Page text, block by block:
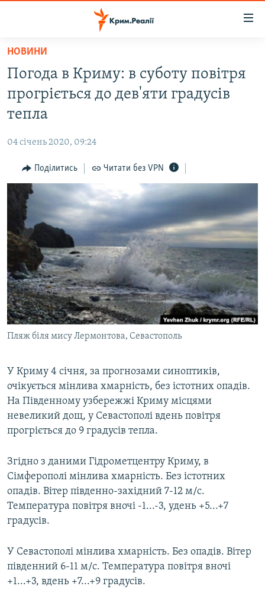
Перейти
основного
матеріалу
Перейти
до
основної
Перейти
до
пошуку
ВОДА.КРИМ
ВІДЕО ТА ФОТО
БЛОГИ
ПОГЛЯД
ІНТЕРВ'Ю
ВСЕ ЗА ДЕНЬ
СПЕЦПРОЕКТИ
ДЕПОРТАЦІЯ
ВІДЕОУРОКИ «ELIFBE»
СВІДЧЕННЯ ОКУПАЦІЇ
УКРАЇНСЬКА ПРОБЛЕМА КРИМУ
ІНФОГРАФІКА
ЯК ОБІЙТИ БЛОКУВАННЯ
Русский
Qırımtatar
ДОЛУЧАЙСЯ!
Усі сайти RFE/RL
НОВИНИ
Погода в Криму: в суботу повітря
прогріється до дев'яти градусів
тепла
04 січень 2020, 09:24
Поділитись Читати без VPN
Пляж біля мису Лермонтова, Севастополь
У Криму 4 січня, за прогнозами синоптиків,
очікується мінлива хмарність, без істотних опадів.
На Південному узбережжі Криму місцями
невеликий дощ, у Севастополі вдень повітря
прогріється до 9 градусів тепла.
Згідно з даними Гідрометцентру Криму, в
Сімферополі мінлива хмарність. Без істотних
опадів. Вітер південно-західний 7-12 м/с.
Температура повітря вночі -1...-3, удень +5...+7
градусів.
У Севастополі мінлива хмарність. Без опадів. Вітер
південний 6-11 м/с. Температура повітря вночі
+1...+3, вдень +7...+9 градусів.